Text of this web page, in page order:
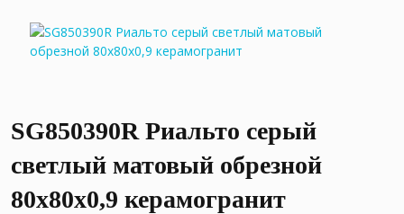
SG850390R Риальто серый
светлый матовый обрезной
80x80x0,9 керамогранит